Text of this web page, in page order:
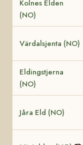
Kolnes Elden
(NO)
Värdalsjenta (NO)
Eldingstjerna
(NO)
Jåra Eld (NO)